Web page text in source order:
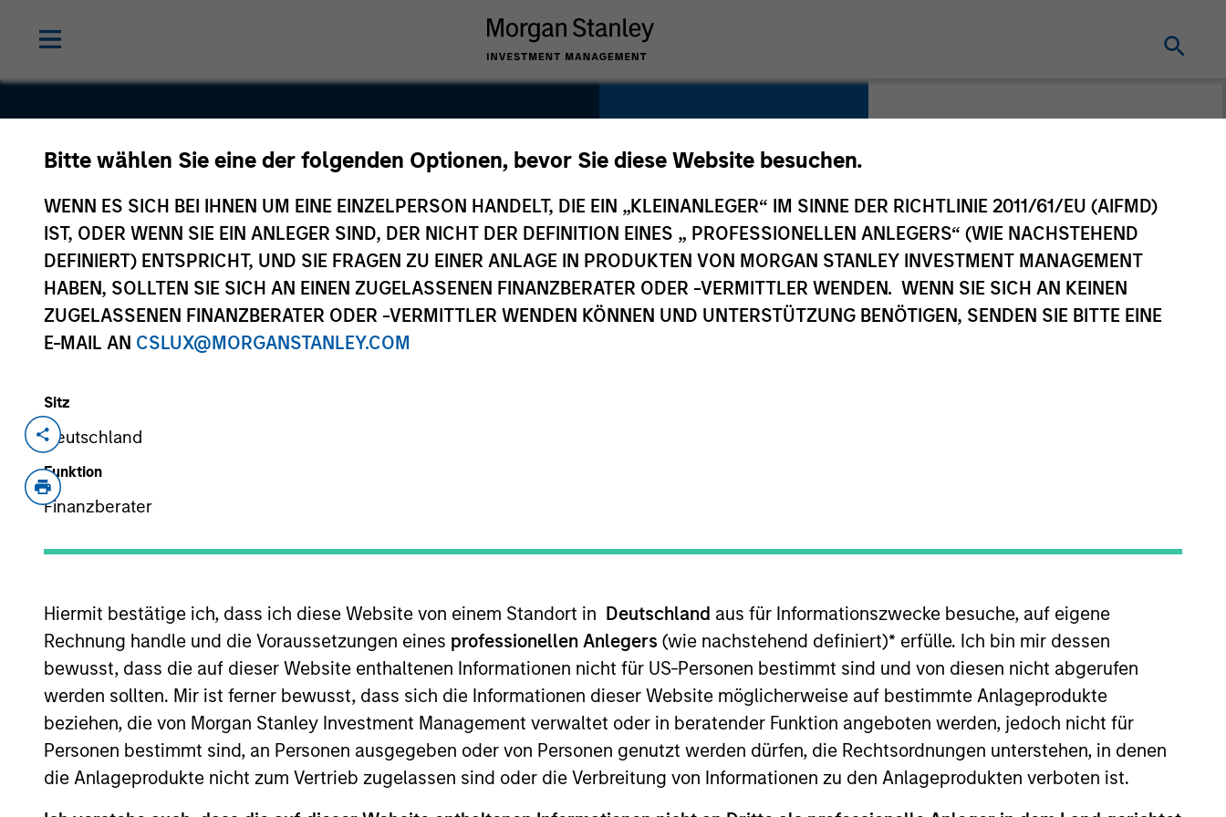
Bitte wählen Sie eine der folgenden Optionen, bevor Sie diese Website besuchen.
WENN ES SICH BEI IHNEN UM EINE EINZELPERSON HANDELT, DIE EIN „KLEINANLEGER“ IM SINNE DER RICHTLINIE 2011/61/EU (AIFMD)
IST, ODER WENN SIE EIN ANLEGER SIND, DER NICHT DER DEFINITION EINES „ PROFESSIONELLEN ANLEGERS“ (WIE NACHSTEHEND
DEFINIERT) ENTSPRICHT, UND SIE FRAGEN ZU EINER ANLAGE IN PRODUKTEN VON MORGAN STANLEY INVESTMENT MANAGEMENT
HABEN, SOLLTEN SIE SICH AN EINEN ZUGELASSENEN FINANZBERATER ODER -VERMITTLER WENDEN. WENN SIE SICH AN KEINEN
ZUGELASSENEN FINANZBERATER ODER -VERMITTLER WENDEN KÖNNEN UND UNTERSTÜTZUNG BENÖTIGEN, SENDEN SIE BITTE EINE
E-MAIL AN CSLUX@MORGANSTANLEY.COM
Sitz
Deutschland
Funktion
Finanzberater
Hiermit bestätige ich, dass ich diese Website von einem Standort in Deutschland aus für Informationszwecke besuche, auf eigene
Rechnung handle und die Voraussetzungen eines professionellen Anlegers (wie nachstehend definiert)* erfülle. Ich bin mir dessen
bewusst, dass die auf dieser Website enthaltenen Informationen nicht für US-Personen bestimmt sind und von diesen nicht abgerufen
werden sollten. Mir ist ferner bewusst, dass sich die Informationen dieser Website möglicherweise auf bestimmte Anlageprodukte
beziehen, die von Morgan Stanley Investment Management verwaltet oder in beratender Funktion angeboten werden, jedoch nicht für
Personen bestimmt sind, an Personen ausgegeben oder von Personen genutzt werden dürfen, die Rechtsordnungen unterstehen, in denen
die Anlageprodukte nicht zum Vertrieb zugelassen sind oder die Verbreitung von Informationen zu den Anlageprodukten verboten ist.
Bowstreet
Technology
United States
Invested on
Bowstreet was a leading provider of portal-based tools and technology. Acquired by
resulted in positive performance (for realized holdings), or will perform well in the future (for current holdings). The trademarks and service marks
above are the property of their respective owners. The information on this website has not been authorized, sponsored, or otherwise approved by
such owners. By clicking on any links shown here, you agree that you are navigating to a third party site. We are providing these hyperlinks to you
only as a convenience and the inclusion of any hyperlink is not and does not imply any endorsement, approval, investigation, verification or
monitoring by us of any information contained in any hyperlinked site. In no event shall we be responsible for the information contained on the site
or your use of such site.